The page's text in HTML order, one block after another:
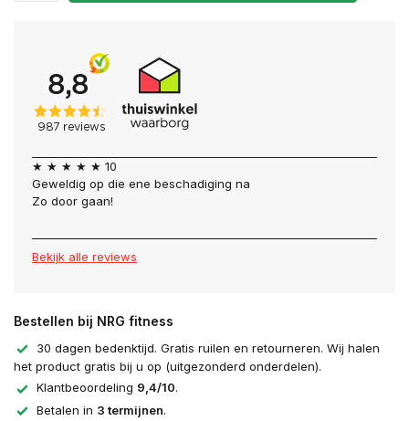
★ ★ ★ ★ ★ 10
Geweldig op die ene beschadiging na
Zo door gaan!
Bekijk alle reviews
Bestellen bij NRG fitness
30 dagen bedenktijd. Gratis ruilen en retourneren. Wij halen
het product gratis bij u op (uitgezonderd onderdelen).
Klantbeoordeling 9,4/10.
Betalen in 3 termijnen.